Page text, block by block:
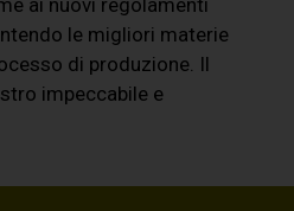
le migliori materie
di produzione. Il
impeccabile e